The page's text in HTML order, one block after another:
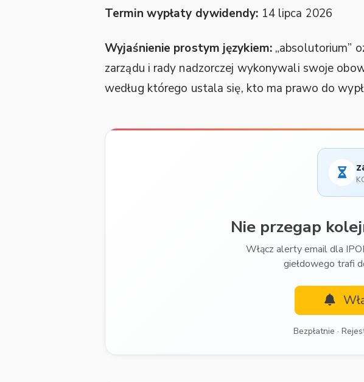
Termin wypłaty dywidendy: 14 lipca 2026
Wyjaśnienie prostym językiem:„absolutorium”
zarządu i rady nadzorczej wykonywali swoje
według którego ustala się, kto ma prawo do
Nie przegap
Włącz alerty email dla
giełdowego trafi
Bezpłatnie ·